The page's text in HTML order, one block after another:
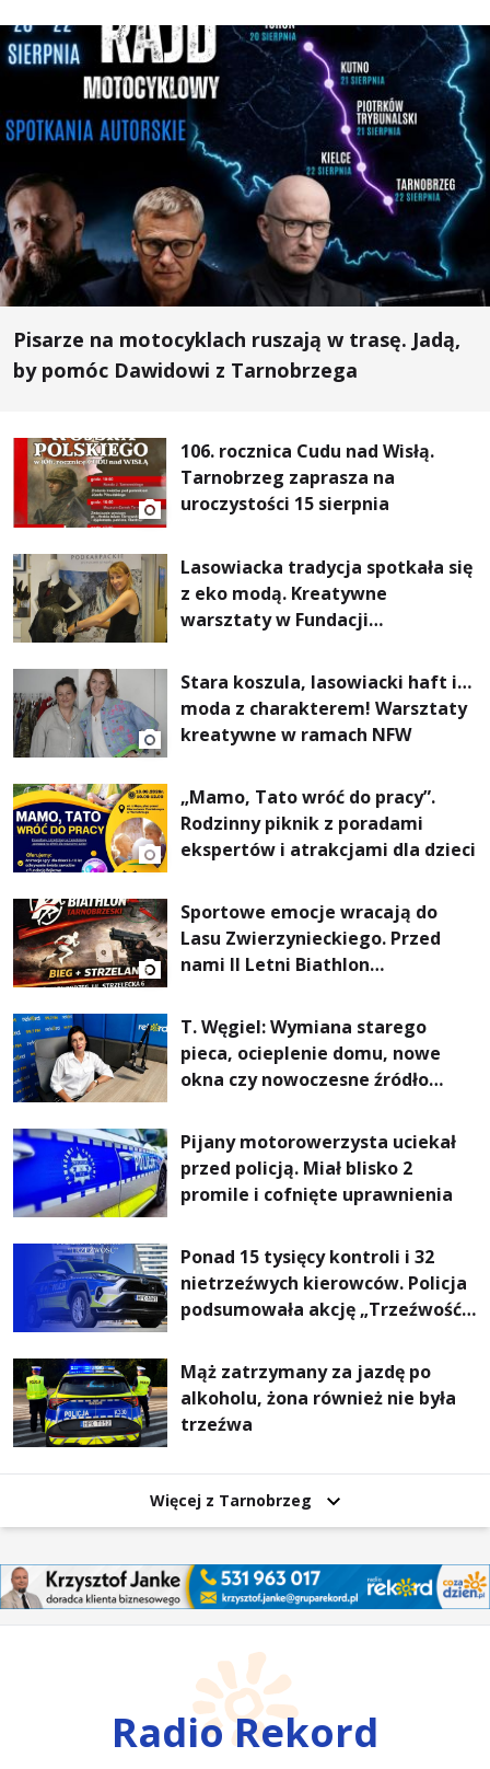
Pisarze na motocyklach ruszają w trasę. Jadą,
by pomóc Dawidowi z Tarnobrzega
106. rocznica Cudu nad Wisłą.
Tarnobrzeg zaprasza na
uroczystości 15 sierpnia
Lasowiacka tradycja spotkała się
z eko modą. Kreatywne
warsztaty w Fundacji
Stara koszula, lasowiacki haft i…
moda z charakterem! Warsztaty
kreatywne w ramach NFW
„Mamo, Tato wróć do pracy”.
Rodzinny piknik z poradami
ekspertów i atrakcjami dla dzieci
Sportowe emocje wracają do
Lasu Zwierzynieckiego. Przed
nami II Letni Biathlon
T. Węgiel: Wymiana starego
pieca, ocieplenie domu, nowe
okna czy nowoczesne źródło
rachunki za energię, lepszy
komfort życia i... czystsze
powietrze
Pijany motorowerzysta uciekał
przed policją. Miał blisko 2
promile i cofnięte uprawnienia
Ponad 15 tysięcy kontroli i 32
nietrzeźwych kierowców. Policja
podsumowała akcję „Trzeźwość”
Mąż zatrzymany za jazdę po
alkoholu, żona również nie była
trzeźwa
Więcej z Tarnobrzeg
Radio Rekord